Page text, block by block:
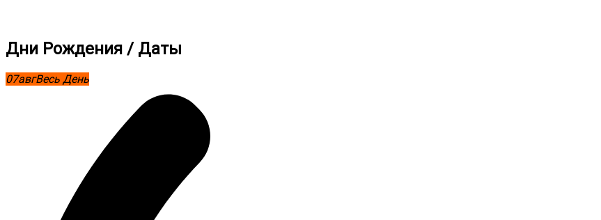
Дни Рождения / Даты
07авгВесь День